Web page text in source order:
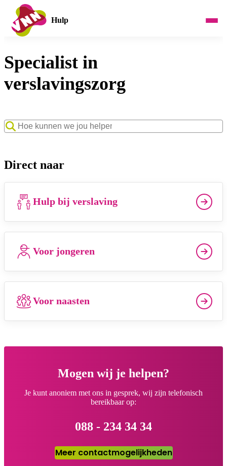
Hulp
Specialist in
verslavingszorg
Zoekwoord
Direct naar
Hulp bij verslaving
Voor jongeren
Voor naasten
Mogen wij je helpen?
Je kunt anoniem met ons in gesprek, wij zijn telefonisch
bereikbaar op:
088 - 234 34 34
Meer contactmogelijkheden